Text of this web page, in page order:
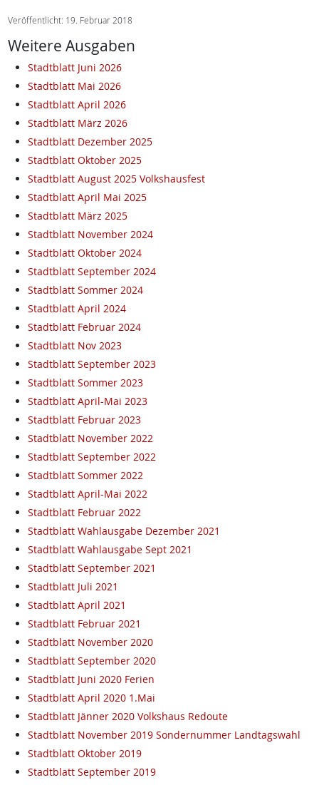
Veröffentlicht: 19. Februar 2018
Weitere Ausgaben
Stadtblatt Juni 2026
Stadtblatt Mai 2026
Stadtblatt April 2026
Stadtblatt März 2026
Stadtblatt Dezember 2025
Stadtblatt Oktober 2025
Stadtblatt August 2025 Volkshausfest
Stadtblatt April Mai 2025
Stadtblatt März 2025
Stadtblatt November 2024
Stadtblatt Oktober 2024
Stadtblatt September 2024
Stadtblatt Sommer 2024
Stadtblatt April 2024
Stadtblatt Februar 2024
Stadtblatt Nov 2023
Stadtblatt September 2023
Stadtblatt Sommer 2023
Stadtblatt April-Mai 2023
Stadtblatt Februar 2023
Stadtblatt November 2022
Stadtblatt September 2022
Stadtblatt Sommer 2022
Stadtblatt April-Mai 2022
Stadtblatt Februar 2022
Stadtblatt Wahlausgabe Dezember 2021
Stadtblatt Wahlausgabe Sept 2021
Stadtblatt September 2021
Stadtblatt Juli 2021
Stadtblatt April 2021
Stadtblatt Februar 2021
Stadtblatt November 2020
Stadtblatt September 2020
Stadtblatt Juni 2020 Ferien
Stadtblatt April 2020 1.Mai
Stadtblatt Jänner 2020 Volkshaus Redoute
Stadtblatt November 2019 Sondernummer Landtagswahl
Stadtblatt Oktober 2019
Stadtblatt September 2019